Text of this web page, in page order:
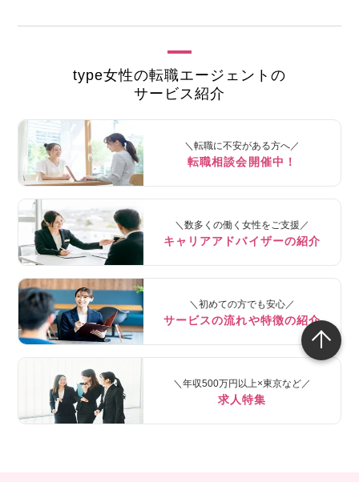
type女性の転職エージェントの
サービス紹介
＼転職に不安がある方へ／
転職相談会開催中！
＼数多くの働く女性をご支援／
キャリアアドバイザーの紹介
＼初めての方でも安心／
サービスの流れや特徴の紹介
＼年収500万円以上×東京など／
求人特集